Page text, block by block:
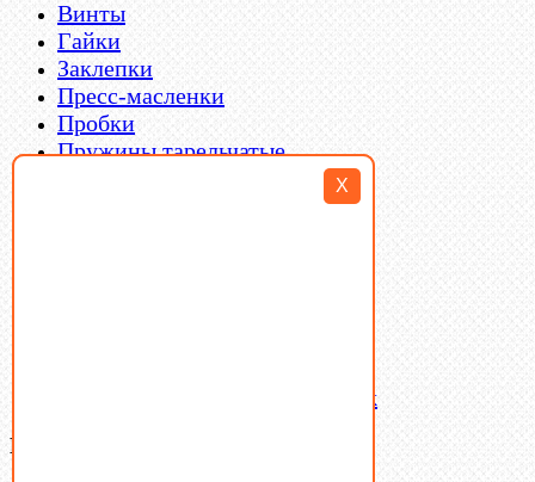
X
Производство и оптовая продажа специального крепежа
Болты
Винты
Гайки